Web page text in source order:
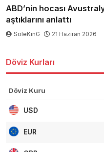
ABD’nin hocası
aştıklarını anlattı
SoleKinG 21 Haziran 2026
Döviz Kurları
Döviz Kuru
USD
EUR